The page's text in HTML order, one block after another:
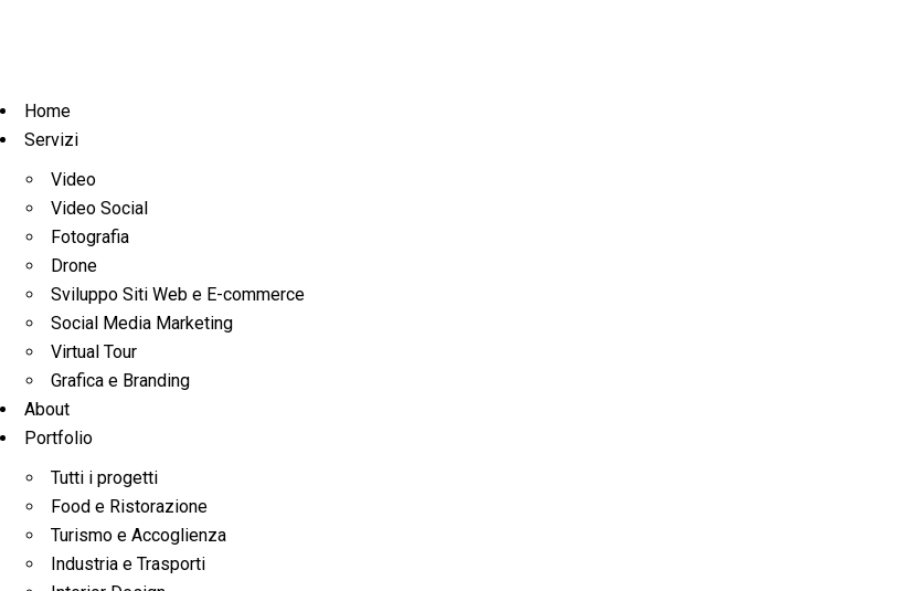
Home
Servizi
Video
Video Social
Fotografia
Drone
Sviluppo Siti Web e E-commerce
Social Media Marketing
Virtual Tour
Grafica e Branding
About
Portfolio
Tutti i progetti
Food e Ristorazione
Turismo e Accoglienza
Industria e Trasporti